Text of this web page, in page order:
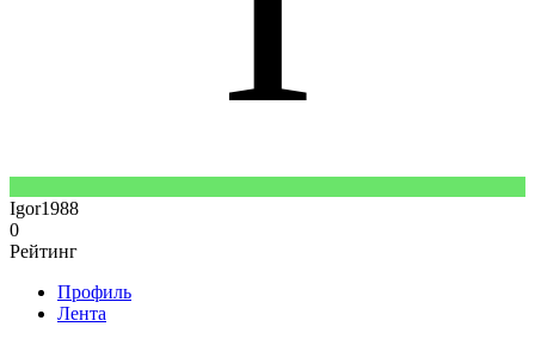
Igor1988
0
Рейтинг
Профиль
Лента